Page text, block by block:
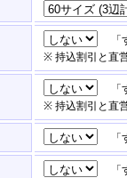
「
※ 持込割引と直
「
※ 持込割引と直
「
「